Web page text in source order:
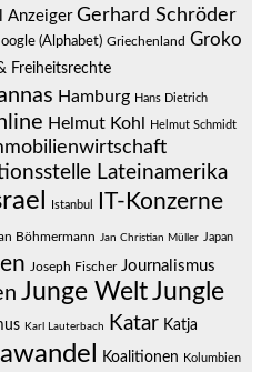
Anzeiger Gerhard Schröder
(Alphabet) Griechenland Groko
Freiheitsrechte
Hamburg Hans Dietrich
Helmut Kohl Helmut Schmidt
Lateinamerika
Istanbul IT-Konzerne
Böhmermann Jan Christian Müller Japan
Joseph Fischer Journalismus
Junge WeltJungle
Karl Lauterbach Katar Katja
Koalitionen Kolumbien